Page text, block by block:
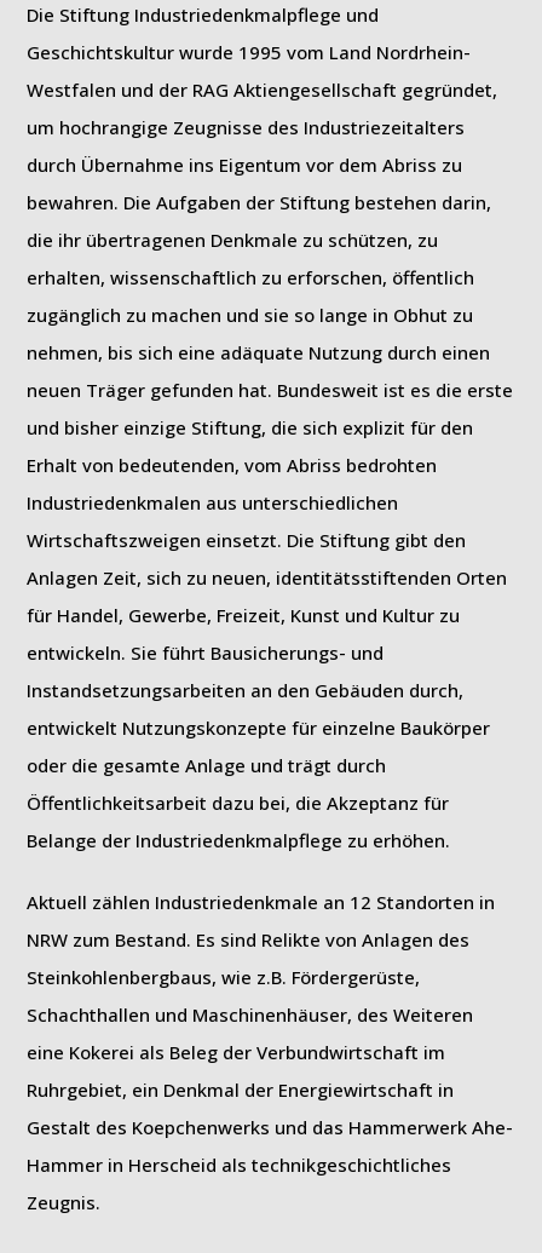
Die Stiftung Industriedenkmalpflege und
Geschichtskultur wurde 1995 vom Land Nordrhein-
Westfalen und der RAG Aktiengesellschaft gegründet,
um hochrangige Zeugnisse des Industriezeitalters
durch Übernahme ins Eigentum vor dem Abriss zu
bewahren. Die Aufgaben der Stiftung bestehen darin,
die ihr übertragenen Denkmale zu schützen, zu
erhalten, wissenschaftlich zu erforschen, öffentlich
zugänglich zu machen und sie so lange in Obhut zu
nehmen, bis sich eine adäquate Nutzung durch einen
neuen Träger gefunden hat. Bundesweit ist es die erste
und bisher einzige Stiftung, die sich explizit für den
Erhalt von bedeutenden, vom Abriss bedrohten
Industriedenkmalen aus unterschiedlichen
Wirtschaftszweigen einsetzt. Die Stiftung gibt den
Anlagen Zeit, sich zu neuen, identitätsstiftenden Orten
für Handel, Gewerbe, Freizeit, Kunst und Kultur zu
entwickeln. Sie führt Bausicherungs- und
Instandsetzungsarbeiten an den Gebäuden durch,
entwickelt Nutzungskonzepte für einzelne Baukörper
oder die gesamte Anlage und trägt durch
Öffentlichkeitsarbeit dazu bei, die Akzeptanz für
Belange der Industriedenkmalpflege zu erhöhen.
Aktuell zählen Industriedenkmale an 12 Standorten in
NRW zum Bestand. Es sind Relikte von Anlagen des
Steinkohlenbergbaus, wie z.B. Fördergerüste,
Schachthallen und Maschinenhäuser, des Weiteren
eine Kokerei als Beleg der Verbundwirtschaft im
Ruhrgebiet, ein Denkmal der Energiewirtschaft in
Gestalt des Koepchenwerks und das Hammerwerk Ahe-
Hammer in Herscheid als technikgeschichtliches
Zeugnis.